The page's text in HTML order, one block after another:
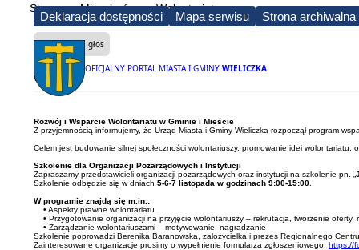
Deklaracja dostępności Mapa serwisu Strona archiwalna
OFICJALNY PORTAL MIASTA I GMINY WIELICZKA
Strona Mieszkańcy Wolontariat
Czytaj na głos
Wolontariat
Rozwój i Wsparcie Wolontariatu w Gminie i Mieście
Z przyjemnością informujemy, że Urząd Miasta i Gminy Wieliczka rozpoczął program
Celem jest budowanie silnej społeczności wolontariuszy, promowanie idei
Szkolenie dla Organizacji Pozarządowych i Instytucji
Zapraszamy przedstawicieli organizacji pozarządowych oraz instytucji na szkolenie pn. „
Szkolenie odbędzie się w dniach 5-6-7 listopada w godzinach 9:00-15:00
W programie znajdą się m.in.:
• Aspekty prawne wolontariatu
• Przygotowanie organizacji na przyjęcie wolontariuszy – rekrutacja, tworzenie oferty,
• Zarządzanie wolontariuszami – motywowanie, nagradzanie
Szkolenie poprowadzi Berenika Baranowska, założycielka i prezes Regionalnego
Zainteresowane organizacje prosimy o wypełnienie formularza zgłoszeniowego: https://